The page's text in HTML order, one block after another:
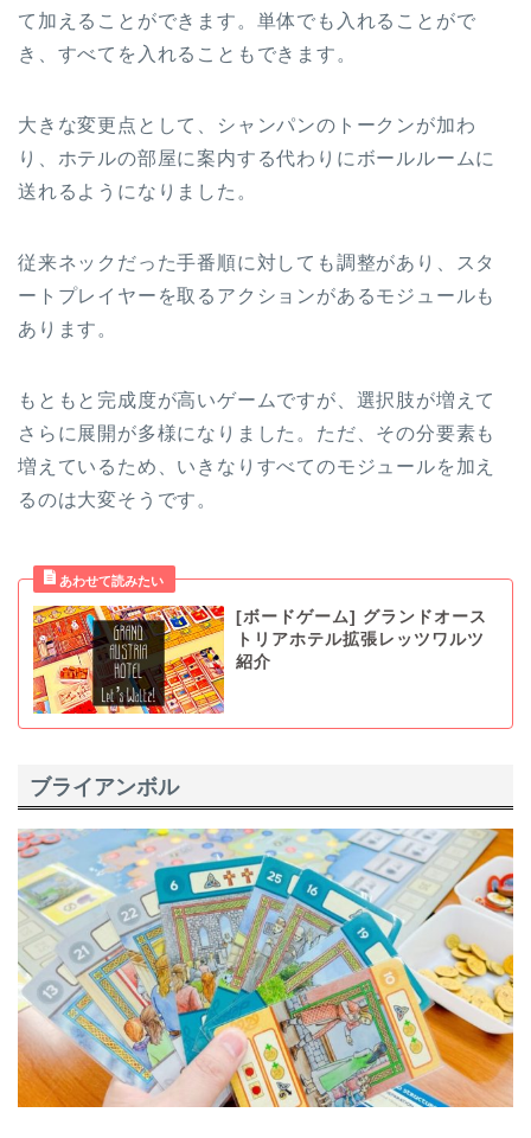
て加えることができます。単体でも入れることがで
き、すべてを入れることもできます。
大きな変更点として、シャンパンのトークンが加わ
り、ホテルの部屋に案内する代わりにボールルームに
送れるようになりました。
従来ネックだった手番順に対しても調整があり、スタ
ートプレイヤーを取るアクションがあるモジュールも
あります。
もともと完成度が高いゲームですが、選択肢が増えて
さらに展開が多様になりました。ただ、その分要素も
増えているため、いきなりすべてのモジュールを加え
るのは大変そうです。
[ボードゲーム] グランドオース
トリアホテル拡張レッツワルツ
紹介
ブライアンボル